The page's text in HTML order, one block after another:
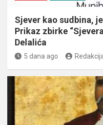
Sjever kao sudbina,
Prikaz zbirke
Delalića
5 dana ago